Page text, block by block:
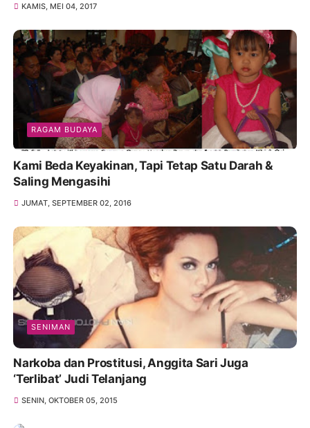
KAMIS, MEI 04, 2017
RAGAM BUDAYA
Kami Beda Keyakinan, Tapi Tetap Satu Darah &
Saling Mengasihi
JUMAT, SEPTEMBER 02, 2016
SENIMAN
Narkoba dan Prostitusi, Anggita Sari Juga
‘Terlibat’ Judi Telanjang
SENIN, OKTOBER 05, 2015